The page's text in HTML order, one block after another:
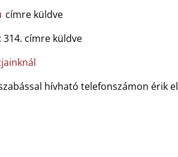
címre küldve
314. címre küldve
hívható telefonszámon érik el